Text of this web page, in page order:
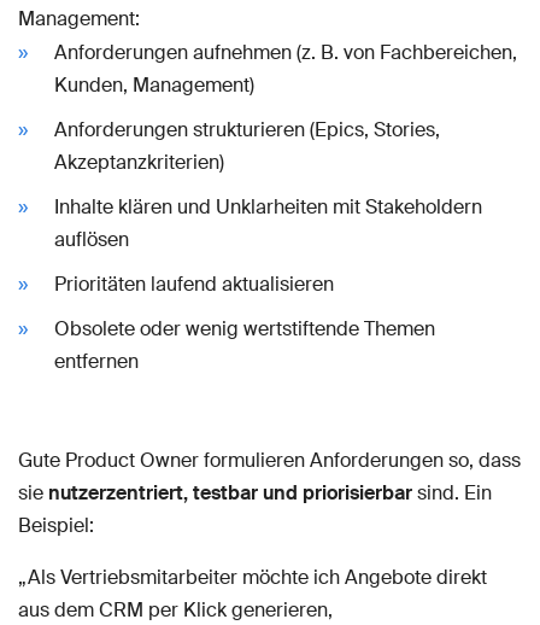
Management:
Anforderungen aufnehmen (z. B. von Fachbereichen,
Kunden, Management)
Anforderungen strukturieren (Epics, Stories,
Akzeptanzkriterien)
Inhalte klären und Unklarheiten mit Stakeholdern
auflösen
Prioritäten laufend aktualisieren
Obsolete oder wenig wertstiftende Themen
entfernen
Gute Product Owner formulieren Anforderungen so, dass
sie nutzerzentriert, testbar und priorisierbarsind. Ein
Beispiel:
„Als Vertriebsmitarbeiter möchte ich Angebote direkt
aus dem CRM per Klick generieren,